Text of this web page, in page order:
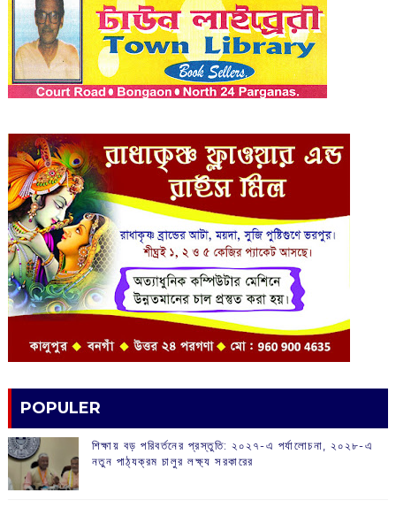
POPULER
শিক্ষায় বড় পরিবর্তনের প্রস্তুতি: ২০২৭-এ পর্যালোচনা, ২০২৮-এ
নতুন পাঠ্যক্রম চালুর লক্ষ্য সরকারের